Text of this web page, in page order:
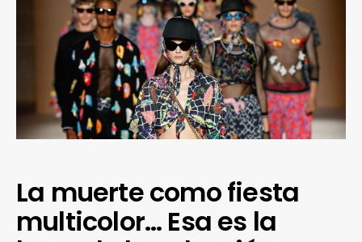
La muerte como fiesta
multicolor… Esa es la